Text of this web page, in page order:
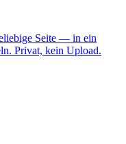
Seite — in ein
Privat, kein Upload.